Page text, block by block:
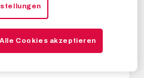
| FC Red Bull Salzburg 0
Alle Cookies akzeptieren